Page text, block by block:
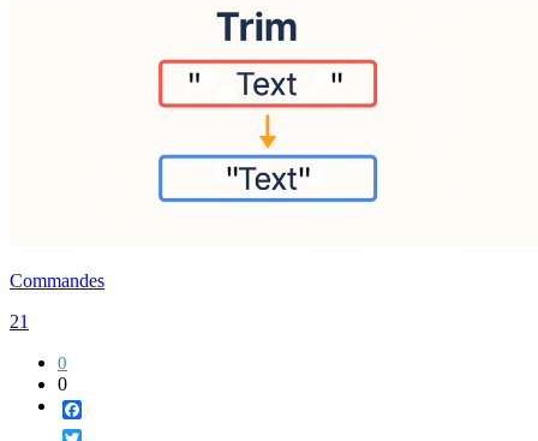
Commandes
21
0
0